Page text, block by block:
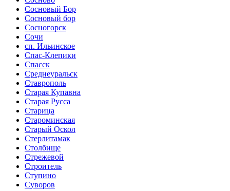
Сосновый Бор
Сосновый бор
Сосногорск
Сочи
сп. Ильинское
Спас-Клепики
Спасск
Среднеуральск
Ставрополь
Старая Купавна
Старая Русса
Старица
Староминская
Старый Оскол
Стерлитамак
Столбище
Стрежевой
Строитель
Ступино
Суворов